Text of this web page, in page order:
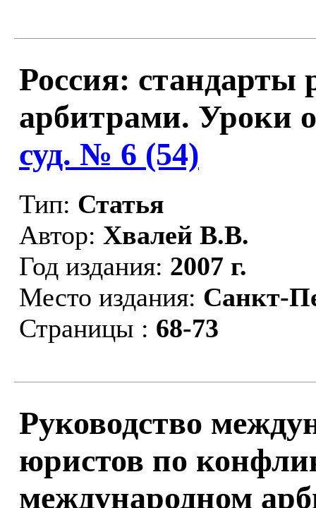
Россия:
арбитрами. Уроки
суд. № 6 (54)
Тип: Статья
Автор: Хвалей В.В.
Год издания: 2007 г.
Место издания: Санкт-
Страницы : 68-73
Руководство
юристов по
международном